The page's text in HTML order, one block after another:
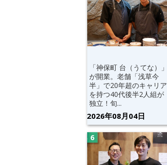
「神保町 台（うてな）」
が開業。老舗「浅草今
半」で20年超のキャリア
を持つ40代後半2人組が
独立！旬...
2026年08月04日